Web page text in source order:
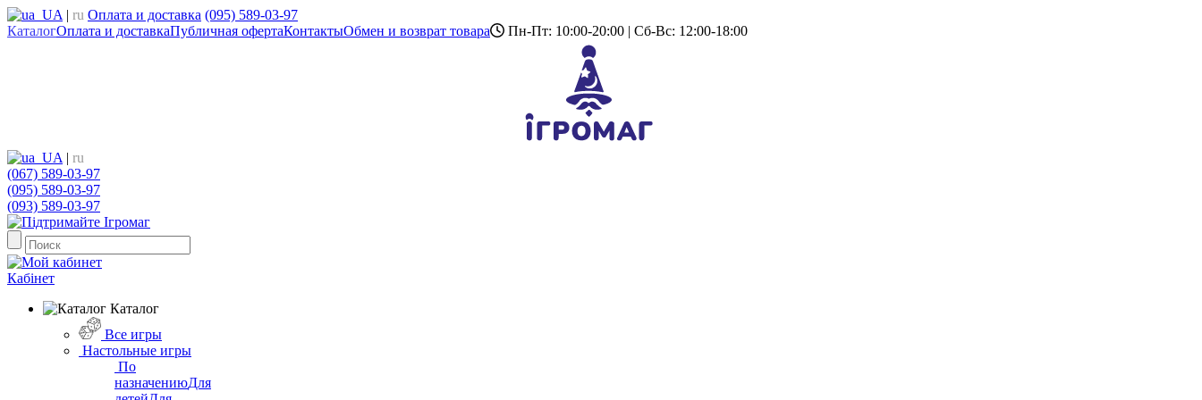
UA | ru Оплата и доставка (095) 589-03-97
КаталогОплата и доставкаПубличная офертаКонтактыОбмен и возврат товара Пн-Пт: 10:00-20:00 | Сб-Вс: 12:00-18:00
UA | ru
(067) 589-03-97
(095) 589-03-97
(093) 589-03-97
Кабінет
Каталог
Все игры
Настольные игры
По
назначениюДля